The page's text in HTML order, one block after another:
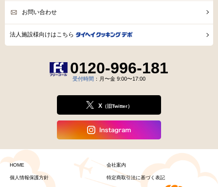
お問い合わせ
法人施設様向けはこちら
0120-996-181
受付時間 ：月〜金 9:00〜17:00
X（旧Twitter）
HOME 会社案内
個人情報保護方針 特定商取引法に基づく表記